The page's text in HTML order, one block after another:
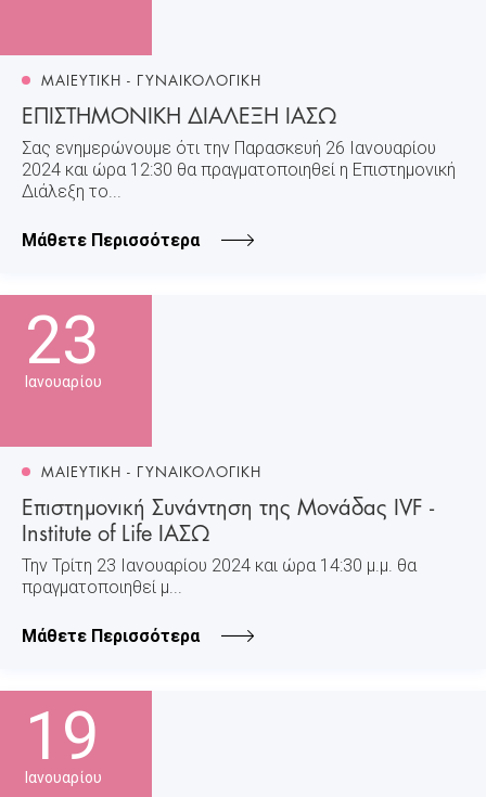
ΜΑΙΕΥΤΙΚΗ - ΓΥΝΑΙΚΟΛΟΓΙΚΗ
ΕΠΙΣΤΗΜΟΝΙΚΗ ΔΙΑΛΕΞΗ ΙΑΣΩ
Σας ενημερώνουμε ότι την Παρασκευή 26 Ιανουαρίου
2024 και ώρα 12:30 θα πραγματοποιηθεί η Επιστημονική
Διάλεξη το...
Μάθετε Περισσότερα
23
Ιανουαρίου
ΜΑΙΕΥΤΙΚΗ - ΓΥΝΑΙΚΟΛΟΓΙΚΗ
Επιστημονική Συνάντηση της Μονάδας IVF -
Institute of Life ΙΑΣΩ
Την Τρίτη 23 Ιανουαρίου 2024 και ώρα 14:30 μ.μ. θα
πραγματοποιηθεί μ...
Μάθετε Περισσότερα
19
Ιανουαρίου